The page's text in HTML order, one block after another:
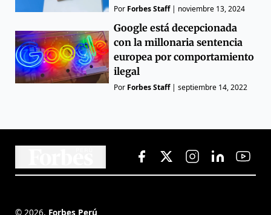
Por Forbes Staff| noviembre 13, 2024
Google está decepcionada
con la millonaria sentencia
europea por comportamiento
ilegal
Por Forbes Staff|septiembre 14, 2022
© 2026, Forbes Perú